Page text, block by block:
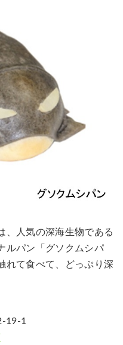
、人気の深海生物である
ルパン「グソクムシパ
れて食べて、どっぷり深
19-1